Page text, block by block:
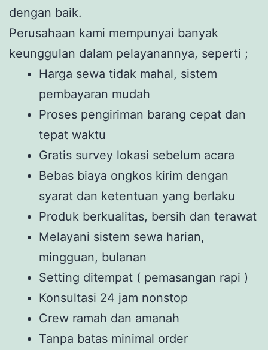
dengan baik.
Perusahaan kami mempunyai banyak
keunggulan dalam pelayanannya, seperti ;
Harga sewa tidak mahal, sistem
pembayaran mudah
Proses pengiriman barang cepat dan
tepat waktu
Gratis survey lokasi sebelum acara
Bebas biaya ongkos kirim dengan
syarat dan ketentuan yang berlaku
Produk berkualitas, bersih dan terawat
Melayani sistem sewa harian,
mingguan, bulanan
Setting ditempat ( pemasangan rapi )
Konsultasi 24 jam nonstop
Crew ramah dan amanah
Tanpa batas minimal order